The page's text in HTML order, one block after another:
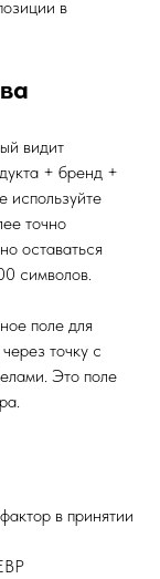
в
видит
+ бренд +
используйте
точно
оставаться
символов.
поле для
точку с
Это поле
в принятии